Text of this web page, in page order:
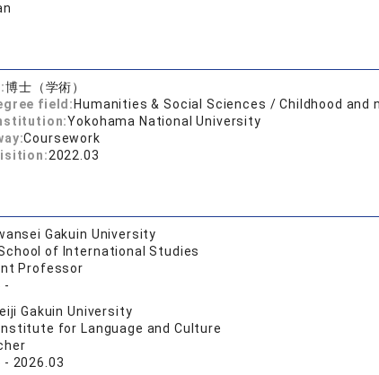
博士（学術）
field: Humanities & Social Sciences / Childhood
Yokohama National University
Coursework
2022.03
Gakuin University
of International Studies
Professor
-
Gakuin University
Institute for Language and Culture
- 2026.03